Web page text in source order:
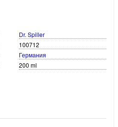
Dr. Spiller
100712
Германия
200 ml